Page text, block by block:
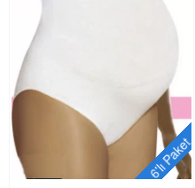
6'lı Paket